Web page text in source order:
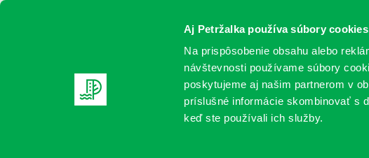
Aj Petržalka používa súbory
Na prispôsobenie obsahu alebo
návštevnosti používame súbory
poskytujeme aj našim partnerom v
príslušné informácie skombinovať s
keď ste používali ich služby.
REGISTRUJTE SA ONLINE KATALÓGY